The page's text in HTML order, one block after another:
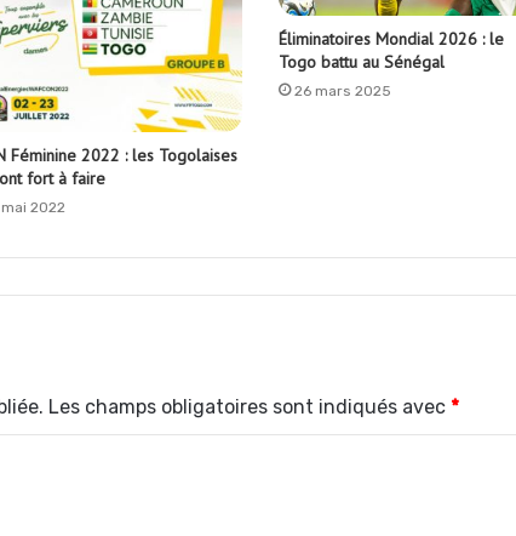
Féminine 2022 : les Togolaises
fort à faire
mai 2022
Éliminatoires Mondial 2026 : le
Togo battu au Sénégal
26 mars 2025
Les champs obligatoires sont indiqués avec *